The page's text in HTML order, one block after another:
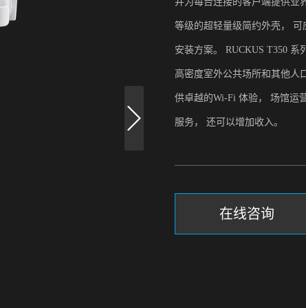
等级的超轻量级简约外壳，
安装方案。 RUCKUS T350
高密度室外公共场所和其他人
供卓越的Wi-Fi 体验， 场馆运
服务， 还可以增加收入。
在线咨询